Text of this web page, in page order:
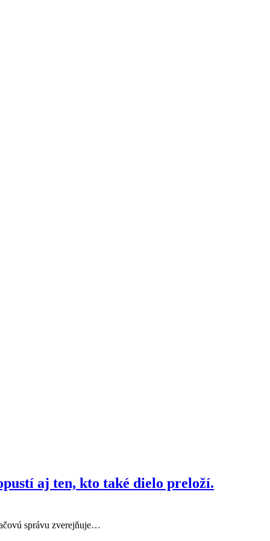
aj ten, kto také dielo preloží.
správu zverejňuje…